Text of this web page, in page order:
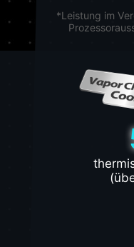
*Leistung im